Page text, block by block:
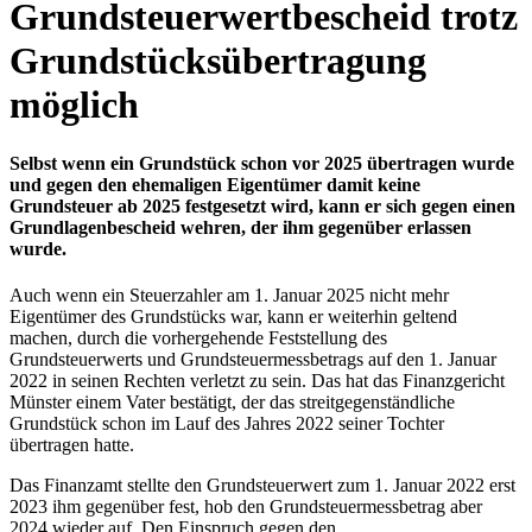
Grundsteuerwertbescheid trotz
Grundstücksübertragung
möglich
Selbst wenn ein Grundstück schon vor 2025 übertragen wurde
und gegen den ehemaligen Eigentümer damit keine
Grundsteuer ab 2025 festgesetzt wird, kann er sich gegen einen
Grundlagenbescheid wehren, der ihm gegenüber erlassen
wurde.
Auch wenn ein Steuerzahler am 1. Januar 2025 nicht mehr
Eigentümer des Grundstücks war, kann er weiterhin geltend
machen, durch die vorhergehende Feststellung des
Grundsteuerwerts und Grundsteuermessbetrags auf den 1. Januar
2022 in seinen Rechten verletzt zu sein. Das hat das Finanzgericht
Münster einem Vater bestätigt, der das streitgegenständliche
Grundstück schon im Lauf des Jahres 2022 seiner Tochter
übertragen hatte.
Das Finanzamt stellte den Grundsteuerwert zum 1. Januar 2022 erst
2023 ihm gegenüber fest, hob den Grundsteuermessbetrag aber
2024 wieder auf. Den Einspruch gegen den